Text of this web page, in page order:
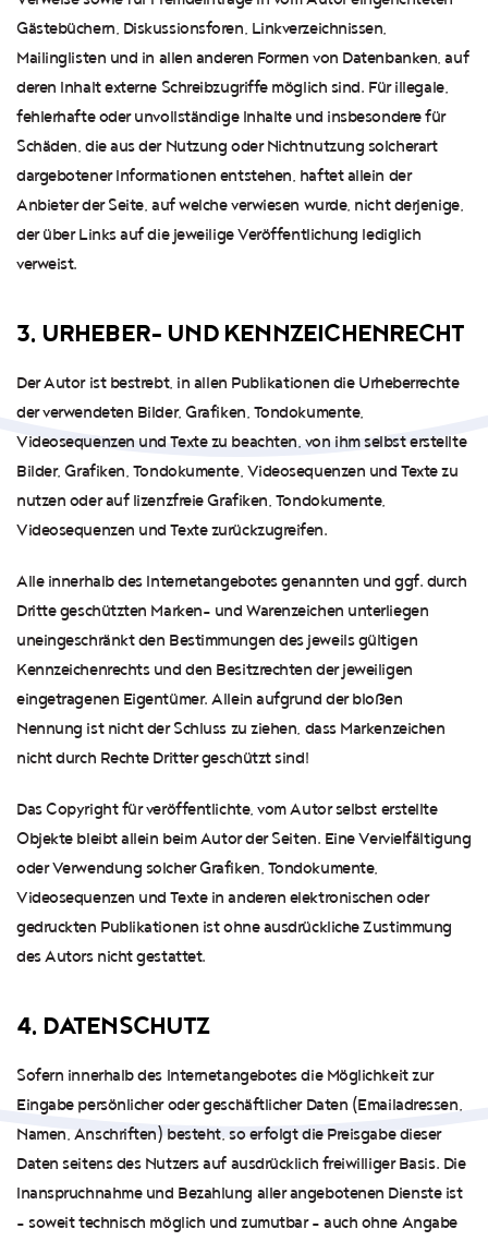
Gästebüchern, Diskussionsforen, Linkverzeichnissen,
Mailinglisten und in allen anderen Formen von Datenbanken, auf
deren Inhalt externe Schreibzugriffe möglich sind. Für illegale,
fehlerhafte oder unvollständige Inhalte und insbesondere für
Schäden, die aus der Nutzung oder Nichtnutzung solcherart
dargebotener Informationen entstehen, haftet allein der
Anbieter der Seite, auf welche verwiesen wurde, nicht derjenige,
der über Links auf die jeweilige Veröffentlichung lediglich
verweist.
3. URHEBER- UND KENNZEICHENRECHT
Der Autor ist bestrebt, in allen Publikationen die Urheberrechte
der verwendeten Bilder, Grafiken, Tondokumente,
Videosequenzen und Texte zu beachten, von ihm selbst erstellte
Bilder, Grafiken, Tondokumente, Videosequenzen und Texte zu
nutzen oder auf lizenzfreie Grafiken, Tondokumente,
Videosequenzen und Texte zurückzugreifen.
Alle innerhalb des Internetangebotes genannten und ggf. durch
Dritte geschützten Marken- und Warenzeichen unterliegen
uneingeschränkt den Bestimmungen des jeweils gültigen
Kennzeichenrechts und den Besitzrechten der jeweiligen
eingetragenen Eigentümer. Allein aufgrund der bloßen
Nennung ist nicht der Schluss zu ziehen, dass Markenzeichen
nicht durch Rechte Dritter geschützt sind!
Das Copyright für veröffentlichte, vom Autor selbst erstellte
Objekte bleibt allein beim Autor der Seiten. Eine Vervielfältigung
oder Verwendung solcher Grafiken, Tondokumente,
Videosequenzen und Texte in anderen elektronischen oder
gedruckten Publikationen ist ohne ausdrückliche Zustimmung
des Autors nicht gestattet.
4. DATENSCHUTZ
Sofern innerhalb des Internetangebotes die Möglichkeit zur
Eingabe persönlicher oder geschäftlicher Daten (Emailadressen,
Namen, Anschriften) besteht, so erfolgt die Preisgabe dieser
Daten seitens des Nutzers auf ausdrücklich freiwilliger Basis. Die
Inanspruchnahme und Bezahlung aller angebotenen Dienste ist
- soweit technisch möglich und zumutbar - auch ohne Angabe